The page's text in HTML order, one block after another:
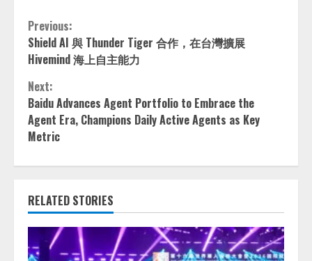
Continue
Reading
Previous:
Shield AI 與 Thunder Tiger 合作，在台灣擴展
Hivemind 海上自主能力
Next:
Baidu Advances Agent Portfolio to Embrace the
Agent Era, Champions Daily Active Agents as Key
Metric
RELATED STORIES